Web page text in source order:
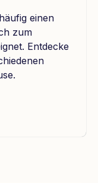
einen
zum
Entdecke